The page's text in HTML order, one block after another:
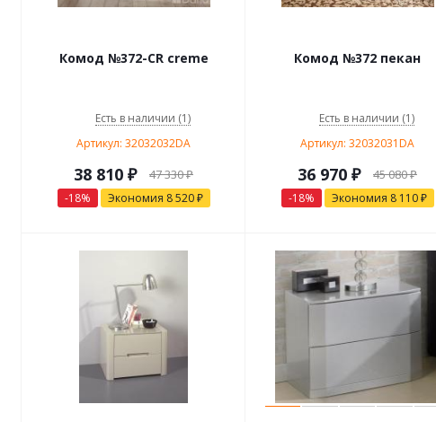
Комод №372-СR creme
Есть в наличии (1)
Артикул: 32032032DA
38 810 ₽ 47 330₽
-18% Экономия 8 520₽
Комод №372 пекан
Есть в наличии (1)
Артикул: 32032031DA
36 970 ₽ 45 080₽
-18% Экономия 8 110₽